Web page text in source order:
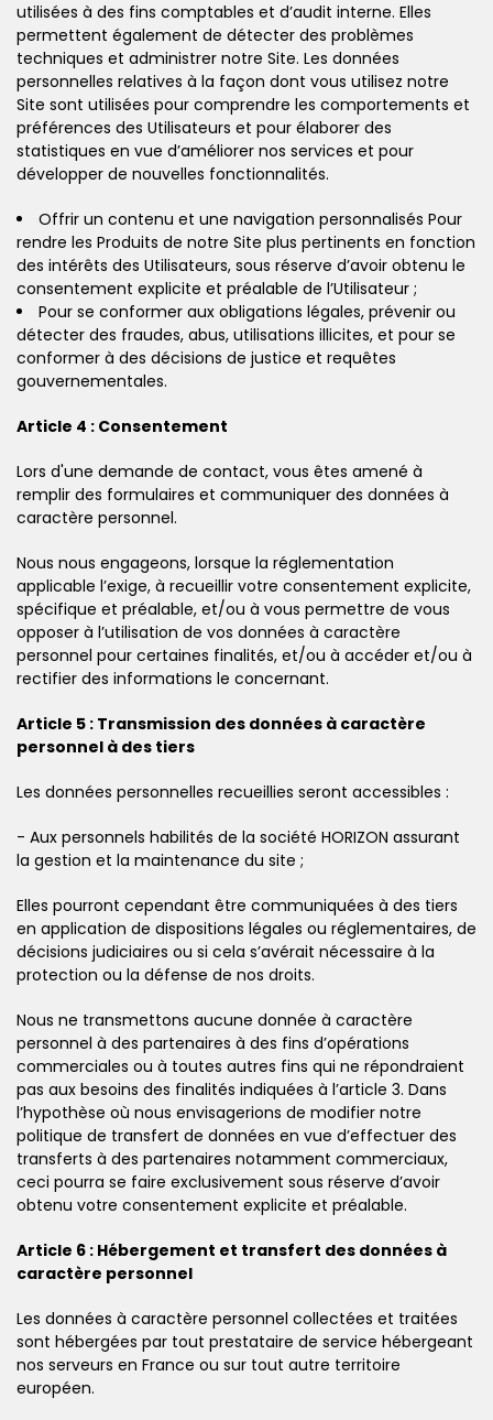
utilisées à des fins comptables et d’audit interne. Elles
permettent également de détecter des problèmes
techniques et administrer notre Site. Les données
personnelles relatives à la façon dont vous utilisez notre
Site sont utilisées pour comprendre les comportements et
préférences des Utilisateurs et pour élaborer des
statistiques en vue d’améliorer nos services et pour
développer de nouvelles fonctionnalités.
Offrir un contenu et une navigation personnalisés Pour
rendre les Produits de notre Site plus pertinents en fonction
des intérêts des Utilisateurs, sous réserve d’avoir obtenu le
consentement explicite et préalable de l’Utilisateur ;
Pour se conformer aux obligations légales, prévenir ou
détecter des fraudes, abus, utilisations illicites, et pour se
conformer à des décisions de justice et requêtes
gouvernementales.
Article 4 : Consentement
Lors d'une demande de contact, vous êtes amené à
remplir des formulaires et communiquer des données à
caractère personnel.
Nous nous engageons, lorsque la réglementation
applicable l’exige, à recueillir votre consentement explicite,
spécifique et préalable, et/ou à vous permettre de vous
opposer à l’utilisation de vos données à caractère
personnel pour certaines finalités, et/ou à accéder et/ou à
rectifier des informations le concernant.
Article 5 : Transmission des données à caractère
personnel à des tiers
Les données personnelles recueillies seront accessibles :
- Aux personnels habilités de la société HORIZON assurant
la gestion et la maintenance du site ;
Elles pourront cependant être communiquées à des tiers
en application de dispositions légales ou réglementaires, de
décisions judiciaires ou si cela s’avérait nécessaire à la
protection ou la défense de nos droits.
Nous ne transmettons aucune donnée à caractère
personnel à des partenaires à des fins d’opérations
commerciales ou à toutes autres fins qui ne répondraient
pas aux besoins des finalités indiquées à l’article 3. Dans
l’hypothèse où nous envisagerions de modifier notre
politique de transfert de données en vue d’effectuer des
transferts à des partenaires notamment commerciaux,
ceci pourra se faire exclusivement sous réserve d’avoir
obtenu votre consentement explicite et préalable.
Article 6 : Hébergement et transfert des données à
caractère personnel
Les données à caractère personnel collectées et traitées
sont hébergées par tout prestataire de service hébergeant
nos serveurs en France ou sur tout autre territoire
européen.